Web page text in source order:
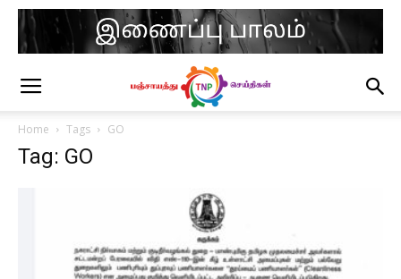
Home Tags GO
Tag: GO